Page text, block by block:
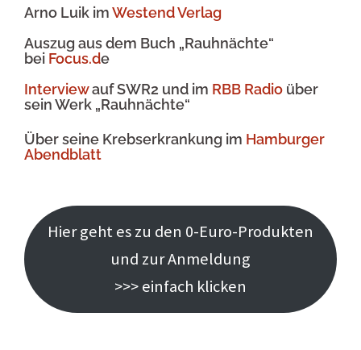
Arno Luik imWestend Verlag
Auszug aus dem Buch „Rauhnächte“
bei Focus.de
Interviewauf SWR2 und im RBB Radio über
sein Werk „Rauhnächte“
Über seine Krebserkrankung im Hamburger
Abendblatt
Hier geht es zu den 0-Euro-Produkten
und zur Anmeldung
>>> einfach klicken